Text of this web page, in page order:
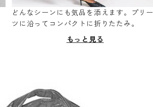
どんなシーンにも気品を添えます。プリー
ツに沿ってコンパクトに折りたたみ。
もっと見る